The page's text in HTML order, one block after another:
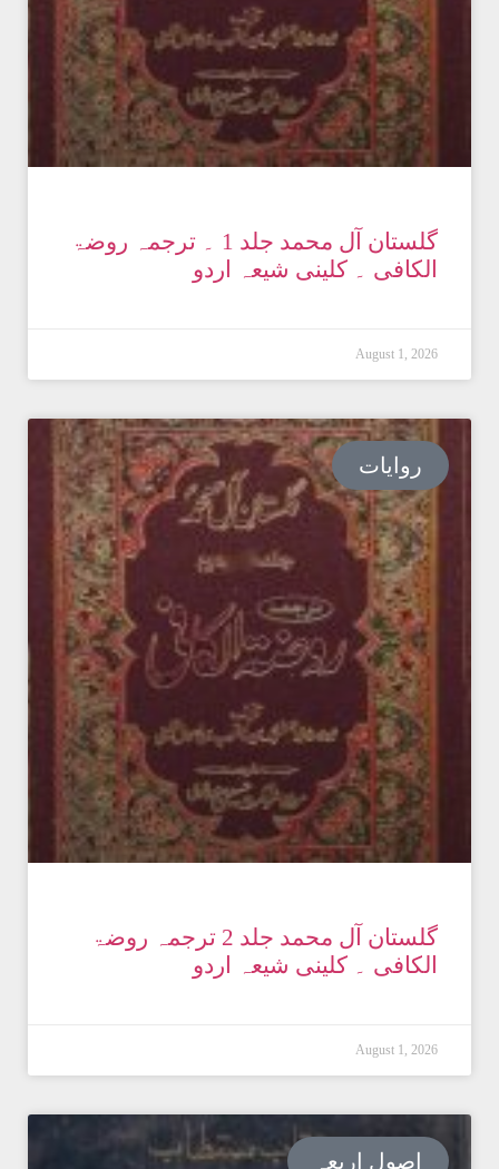
گلستان آل محمد جلد 1 ۔ ترجمہ روضۃ
الکافی ۔ کلینی شیعہ اردو
August 1, 2026
روایات
گلستان آل محمد جلد 2 ترجمہ روضۃ
الکافی ۔ کلینی شیعہ اردو
August 1, 2026
اصول اربعہ